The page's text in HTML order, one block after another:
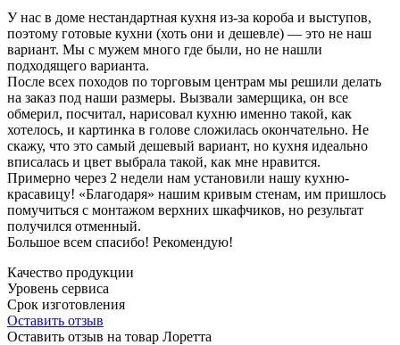
У нас в доме нестандартная кухня из-за короба и выступов,
поэтому готовые кухни (хоть они и дешевле) — это не наш
вариант. Мы с мужем много где были, но не нашли
подходящего варианта.
После всех походов по торговым центрам мы решили делать
на заказ под наши размеры. Вызвали замерщика, он все
обмерил, посчитал, нарисовал кухню именно такой, как
хотелось, и картинка в голове сложилась окончательно. Не
скажу, что это самый дешевый вариант, но кухня идеально
вписалась и цвет выбрала такой, как мне нравится.
Примерно через 2 недели нам установили нашу кухню-
красавицу! «Благодаря» нашим кривым стенам, им пришлось
помучиться с монтажом верхних шкафчиков, но результат
получился отменный.
Большое всем спасибо! Рекомендую!
Качество продукции
Уровень сервиса
Срок изготовления
Оставить отзыв
Оставить отзыв на товар Лоретта